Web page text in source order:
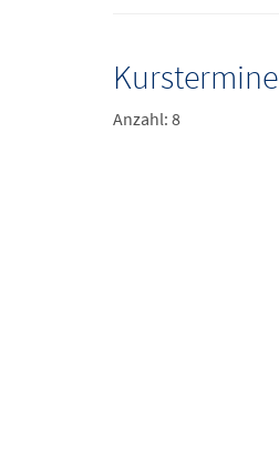
Kurstermine
Anzahl: 8